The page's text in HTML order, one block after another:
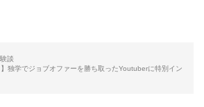
談
】独学でジョブオファーを勝ち取ったYoutuberに特別イン